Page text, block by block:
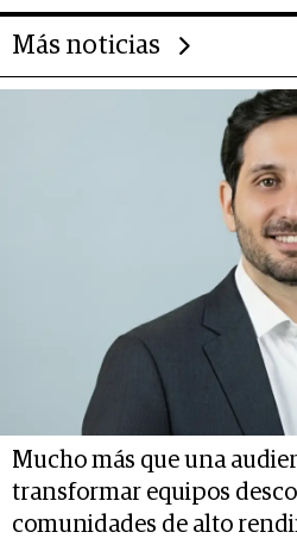
Más noticias
Mucho más que una
transformar equipos
comunidades de alto